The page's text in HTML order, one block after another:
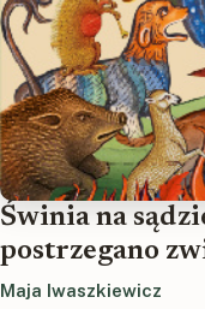
Świnia na
postrzegano
Maja Iwaszkiewicz